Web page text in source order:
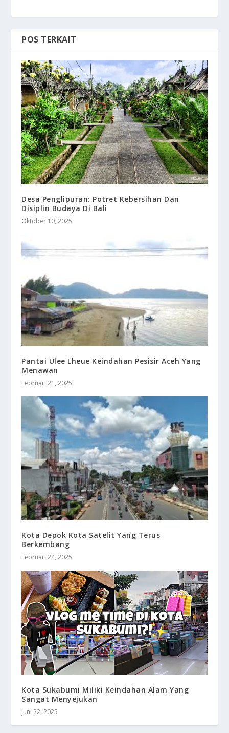
POS TERKAIT
Desa Penglipuran: Potret Kebersihan Dan
Disiplin Budaya Di Bali
Oktober 10, 2025
Pantai Ulee Lheue Keindahan Pesisir Aceh Yang
Menawan
Februari 21, 2025
Kota Depok Kota Satelit Yang Terus
Berkembang
Februari 24, 2025
Kota Sukabumi Miliki Keindahan Alam Yang
Sangat Menyejukan
Juni 22, 2025